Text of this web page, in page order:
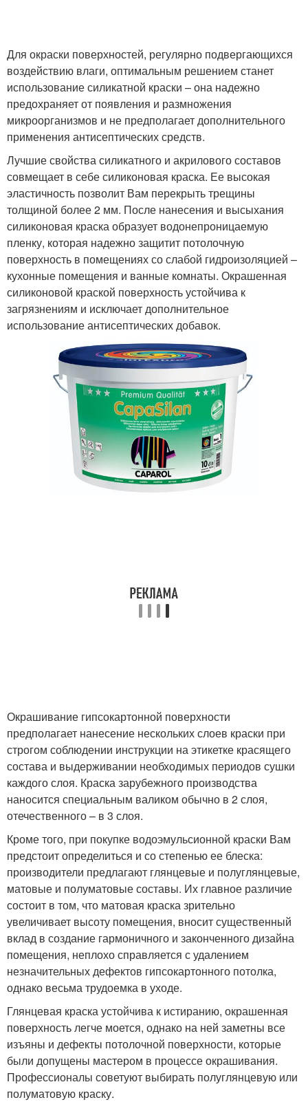
Для окраски поверхностей, регулярно подвергающихся
воздействию влаги, оптимальным решением станет
использование силикатной краски – она надежно
предохраняет от появления и размножения
микроорганизмов и не предполагает дополнительного
применения антисептических средств.
Лучшие свойства силикатного и акрилового составов
совмещает в себе силиконовая краска. Ее высокая
эластичность позволит Вам перекрыть трещины
толщиной более 2 мм. После нанесения и высыхания
силиконовая краска образует водонепроницаемую
пленку, которая надежно защитит потолочную
поверхность в помещениях со слабой гидроизоляцией –
кухонные помещения и ванные комнаты. Окрашенная
силиконовой краской поверхность устойчива к
загрязнениям и исключает дополнительное
использование антисептических добавок.
Окрашивание гипсокартонной поверхности
предполагает нанесение нескольких слоев краски при
строгом соблюдении инструкции на этикетке красящего
состава и выдерживании необходимых периодов сушки
каждого слоя. Краска зарубежного производства
наносится специальным валиком обычно в 2 слоя,
отечественного – в 3 слоя.
Кроме того, при покупке водоэмульсионной краски Вам
предстоит определиться и со степенью ее блеска:
производители предлагают глянцевые и полуглянцевые,
матовые и полуматовые составы. Их главное различие
состоит в том, что матовая краска зрительно
увеличивает высоту помещения, вносит существенный
вклад в создание гармоничного и законченного дизайна
помещения, неплохо справляется с удалением
незначительных дефектов гипсокартонного потолка,
однако весьма трудоемка в уходе.
Глянцевая краска устойчива к истиранию, окрашенная
поверхность легче моется, однако на ней заметны все
изъяны и дефекты потолочной поверхности, которые
были допущены мастером в процессе окрашивания.
Профессионалы советуют выбирать полуглянцевую или
полуматовую краску.